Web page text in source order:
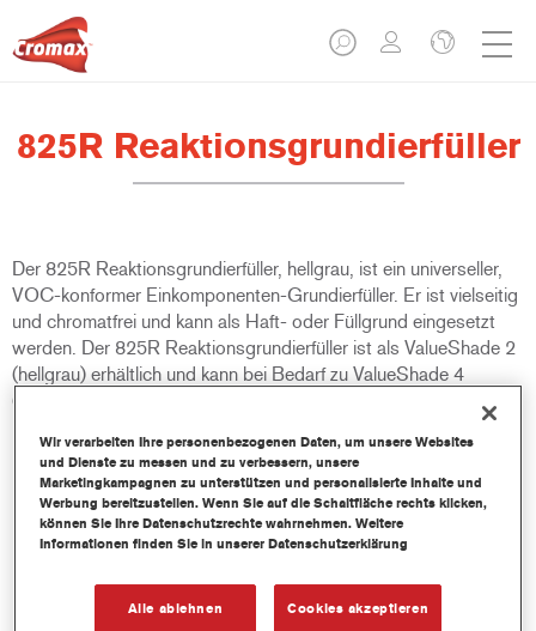
825R Reaktionsgrundierfüller
Der 825R Reaktionsgrundierfüller, hellgrau, ist ein universeller,
VOC-konformer Einkomponenten-Grundierfüller. Er ist vielseitig
und chromatfrei und kann als Haft- oder Füllgrund eingesetzt
werden. Der 825R Reaktionsgrundierfüller ist als ValueShade 2
(hellgrau) erhältlich und kann bei Bedarf zu ValueShade 4
(mittelgrau) abgedunkelt werden.
Produktmerkmale
Bietet sehr gute Korrosions- und
Blasenbildungsbeständigkeit.
Trägt zur Beseitigung von Hochziehen, Schleifkratzern und
Bietet gute Fülleigenschaften sowie ausgezeichnete
Ätzbarkeit auf Metallen.
Wir verarbeiten Ihre personenbezogenen Daten, um unsere Websites
und Dienste zu messen und zu verbessern, unsere
Marketingkampagnen zu unterstützen und personalisierte Inhalte und
Werbung bereitzustellen. Wenn Sie auf die Schaltfläche rechts klicken,
können Sie Ihre Datenschutzrechte wahrnehmen. Weitere
Informationen finden Sie in unserer Datenschutzerklärung
Alle ablehnen Cookies akzeptieren